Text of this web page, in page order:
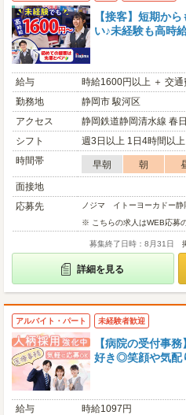
【接客】短期か
い♪未経験も高時
給与
時給1600円以上 ＋ 交通
勤務地
静岡市 駿河区
アクセス
静岡鉄道静岡清水線 春
シフト
週3日以上 1日4時間以上
時間帯
早朝 朝
面接地
応募先
ノジマ イトーヨーカドー静
※ こちらの求人はWEB応募
募集終了日時：8月31日
詳細を見る
アルバイト・パート 未経験者歓迎
【病院の受付事
好き◎笑顔や気配
給与
時給1097円